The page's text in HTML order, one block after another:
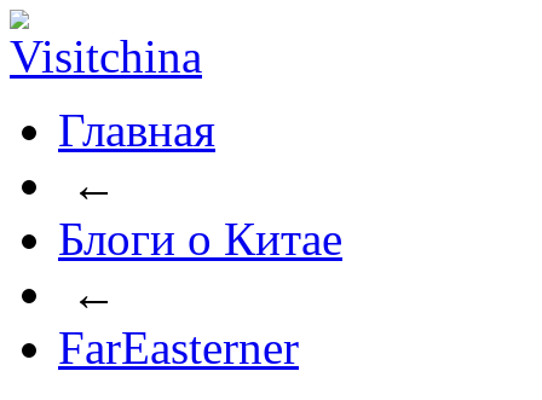
Главная
←
Блоги о Китае
←
FarEasterner